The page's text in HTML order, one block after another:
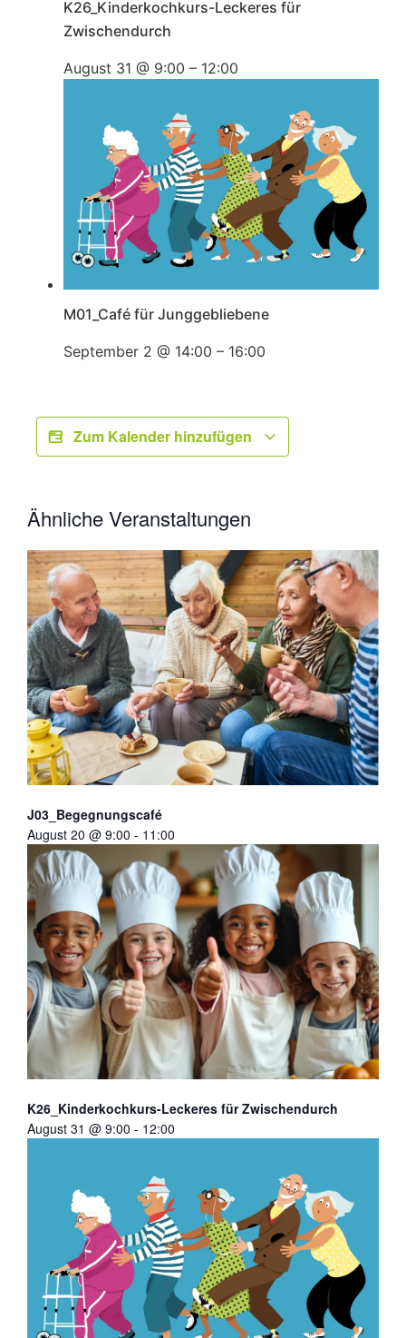
K26_Kinderkochkurs-Leckeres für
Zwischendurch
August 31 @ 9:00 – 12:00
M01_Café für Junggebliebene
September 2 @ 14:00 – 16:00
Zum Kalender hinzufügen
Ähnliche Veranstaltungen
J03_Begegnungscafé
August 20 @ 9:00 - 11:00
K26_Kinderkochkurs-Leckeres für Zwischendurch
August 31 @ 9:00 - 12:00